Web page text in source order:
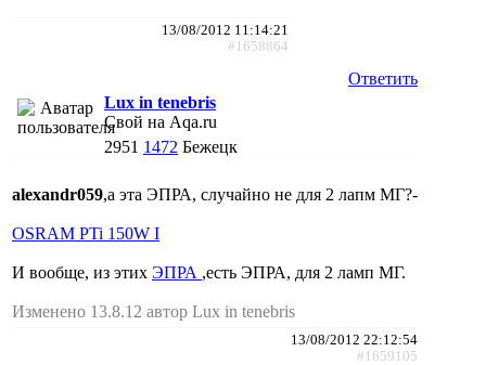
13/08/2012 11:14:21
#1658864
Ответить
Lux in tenebris
Свой на Aqa.ru
2951 1472 Бежецк
alexandr059,а эта ЭПРА, случайно не для 2 лапм МГ?-
OSRAM PTi 150W I
И вообще, из этих ЭПРА ,есть ЭПРА, для 2 ламп МГ.
Изменено 13.8.12 автор Lux in tenebris
13/08/2012 22:12:54
#1659105